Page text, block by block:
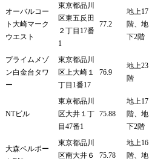
オーバルコー
ト大崎マーク
ウエスト
東京都品川
区東五反田
２丁目17番
1
77.2
地上17
階、地
下2階
プライムメゾ
ン白金台タワ
ー
東京都品川
区上大崎１
丁目1番17
76.9
地上23
階
NTビル
東京都品川
区大井１丁
目47番1
75.88
地上17
階、地
下2階
大森ベルポー
東京都品川
区南大井６
75.78
地上16
階、地